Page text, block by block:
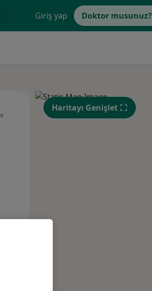
Giriş yap Doktor musunuz?
11 Ağustos
Çar,
12 Ağustos
Per,
13 Ağustos
Haritayı Genişlet